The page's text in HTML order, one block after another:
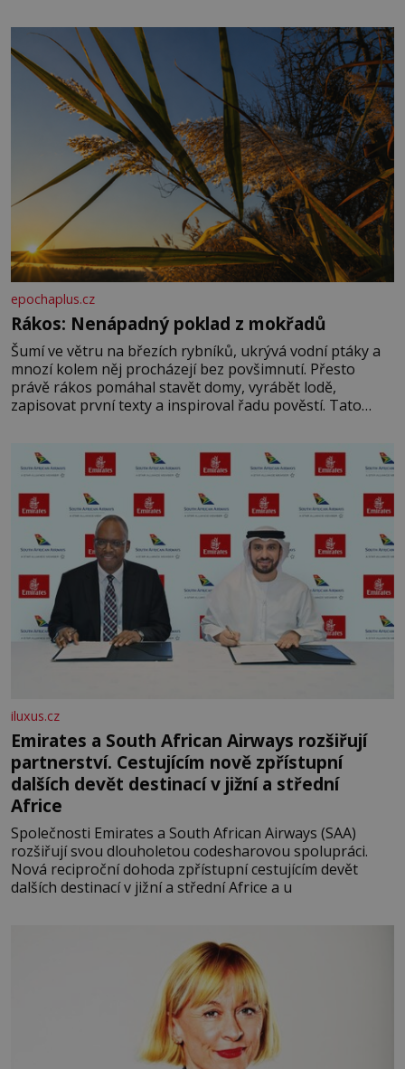
základní složky– sodík a chlór – jsou zásadní pro
správné hospodaření
epochaplus.cz
Rákos: Nenápadný poklad z mokřadů
Šumí ve větru na březích rybníků, ukrývá vodní ptáky a
mnozí kolem něj procházejí bez povšimnutí. Přesto
právě rákos pomáhal stavět domy, vyrábět lodě,
zapisovat první texty a inspiroval řadu pověstí. Tato
letního koupání. Stačí se však podívat
iluxus.cz
Emirates a South African Airways rozšiřují
partnerství. Cestujícím nově zpřístupní
dalších devět destinací v jižní a střední
Africe
Společnosti Emirates a South African Airways (SAA)
rozšiřují svou dlouholetou codesharovou spolupráci.
Nová reciproční dohoda zpřístupní cestujícím devět
dalších destinací v jižní a střední Africe a u